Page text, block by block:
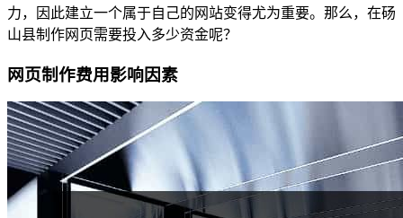
力，因此建立一个属于自己的网站变得尤为重要。那么，在砀
山县制作网页需要投入多少资金呢？
网页制作费用影响因素